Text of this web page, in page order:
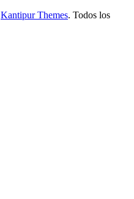
Kantipur Themes. Todos los